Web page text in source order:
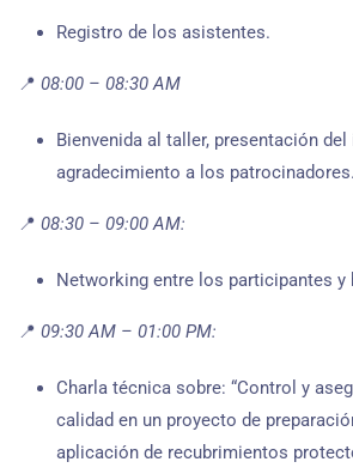
Registro de los asistentes.
📍 08:00 – 08:30 AM
Bienvenida al taller, presentación
agradecimiento a los patrocinadores.
📍 08:30 – 09:00 AM:
Networking entre los participantes y
📍 09:30 AM – 01:00 PM:
Charla técnica sobre: “Control y
calidad en un proyecto de
aplicación de recubrimientos